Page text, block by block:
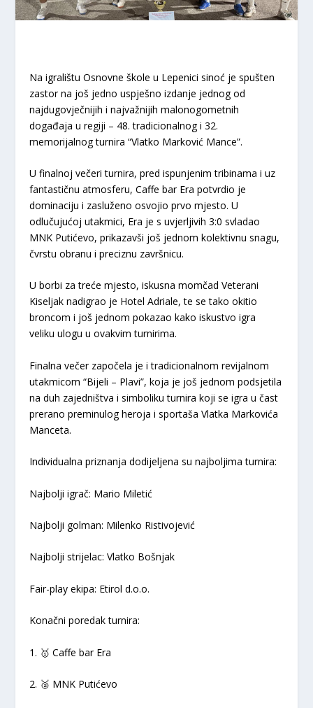
Na igralištu Osnovne škole u Lepenici sinoć je spušten
zastor na još jedno uspješno izdanje jednog od
najdugovječnijih i najvažnijih malonogometnih
događaja u regiji – 48. tradicionalnog i 32.
memorijalnog turnira “Vlatko Marković Mance”.
U finalnoj večeri turnira, pred ispunjenim tribinama i uz
fantastičnu atmosferu, Caffe bar Era potvrdio je
dominaciju i zasluženo osvojio prvo mjesto. U
odlučujućoj utakmici, Era je s uvjerljivih 3:0 svladao
MNK Putićevo, prikazavši još jednom kolektivnu snagu,
čvrstu obranu i preciznu završnicu.
U borbi za treće mjesto, iskusna momčad Veterani
Kiseljak nadigrao je Hotel Adriale, te se tako okitio
broncom i još jednom pokazao kako iskustvo igra
veliku ulogu u ovakvim turnirima.
Finalna večer započela je i tradicionalnom revijalnom
utakmicom “Bijeli – Plavi”, koja je još jednom podsjetila
na duh zajedništva i simboliku turnira koji se igra u čast
prerano preminulog heroja i sportaša Vlatka Markovića
Manceta.
Individualna priznanja dodijeljena su najboljima turnira:
Najbolji igrač: Mario Miletić
Najbolji golman: Milenko Ristivojević
Najbolji strijelac: Vlatko Bošnjak
Fair-play ekipa: Etirol d.o.o.
Konačni poredak turnira:
1. 🥇 Caffe bar Era
2. 🥈 MNK Putićevo